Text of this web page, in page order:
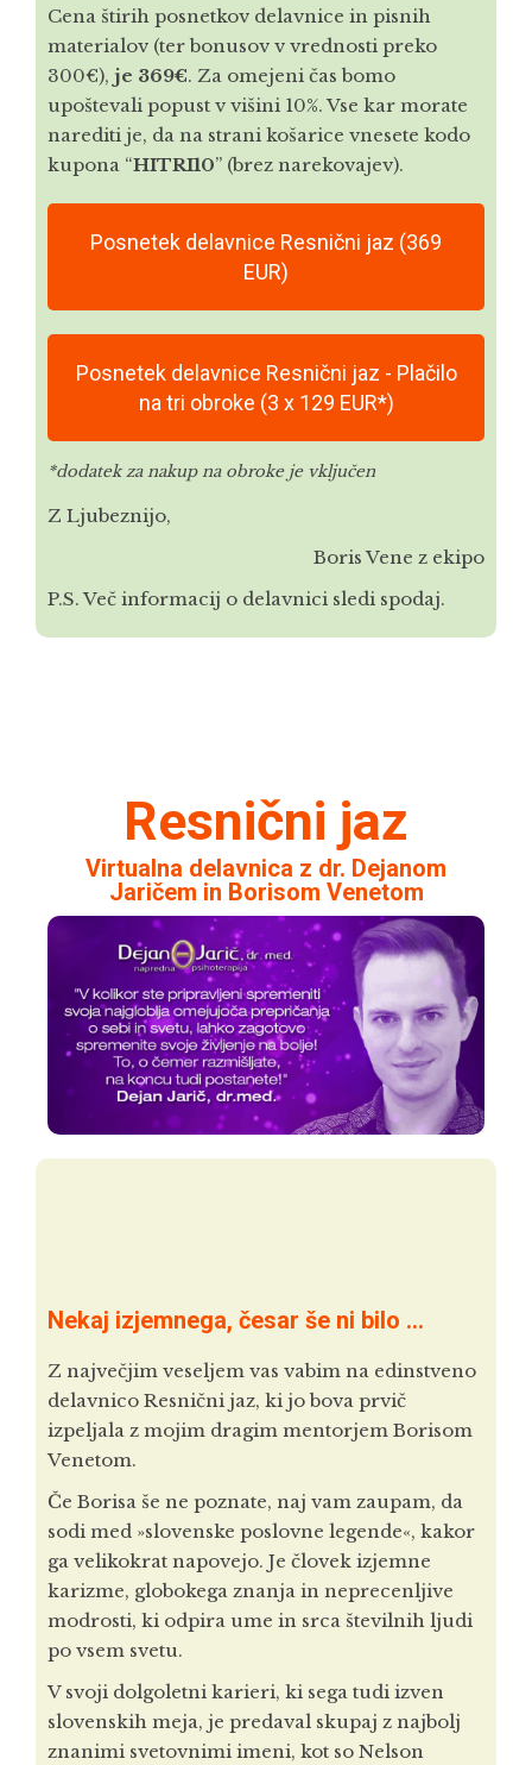
Cena štirih posnetkov delavnice in pisnih
materialov (ter bonusov v vrednosti preko
300€), je 369€. Za omejeni čas bomo
upoštevali popust v višini 10%. Vse kar morate
narediti je, da na strani košarice vnesete kodo
kupona “HITRI10” (brez narekovajev).
Posnetek delavnice Resnični jaz (369
EUR)
Posnetek delavnice Resnični jaz - Plačilo
na tri obroke (3 x 129 EUR*)
*dodatek za nakup na obroke je vključen
Z Ljubeznijo,
Boris Vene z ekipo
P.S. Več informacij o delavnici sledi spodaj.
Resnični jaz
Virtualna delavnica z dr. Dejanom
Jaričem in Borisom Venetom
Nekaj izjemnega, česar še ni bilo ...
Z največjim veseljem vas vabim na edinstveno
delavnico Resnični jaz, ki jo bova prvič
izpeljala z mojim dragim mentorjem Borisom
Venetom.
Če Borisa še ne poznate, naj vam zaupam, da
sodi med »slovenske poslovne legende«, kakor
ga velikokrat napovejo. Je človek izjemne
karizme, globokega znanja in neprecenljive
modrosti, ki odpira ume in srca številnih ljudi
po vsem svetu.
V svoji dolgoletni karieri, ki sega tudi izven
slovenskih meja, je predaval skupaj z najbolj
znanimi svetovnimi imeni, kot so Nelson